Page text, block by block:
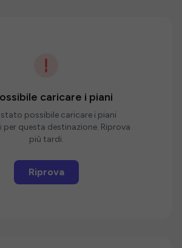
caricare i piani
stato possibile caricare i piani
per questa destinazione. Riprova
più tardi.
Riprova